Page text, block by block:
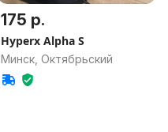
175 р.
Hyperx Alpha S
Минск, Октябрьский